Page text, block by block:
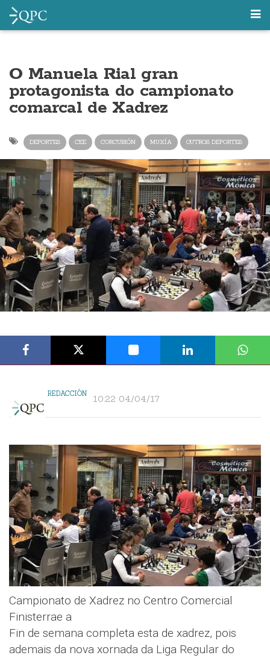
O Manuela Rial gran
protagonista do campionato
comarcal de Xadrez
DEPORTES CEE CORCUBIÓN MUXÍA OUTROS DEPORTES
REDACCIÓN 10:22 04/04/17
Campionato de Xadrez no Centro Comercial
Finisterrae a
Fin de semana completa esta de xadrez, pois
ademais da nova xornada da Liga Regular do